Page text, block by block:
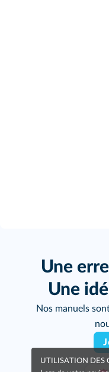
Une
Une
Nos manuels
UTILISATION DES